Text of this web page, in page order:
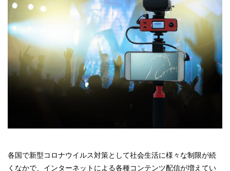
各国で新型コロナウイルス対策として社会生活に様々な制限が続
くなかで、インターネットによる各種コンテンツ配信が増えてい